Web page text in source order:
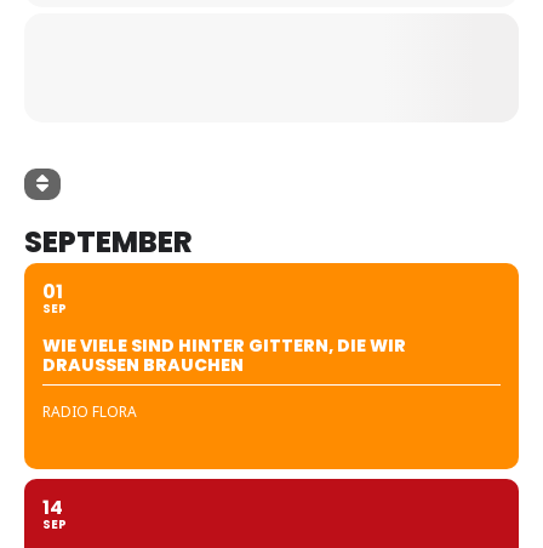
SEPTEMBER
01
SEP
WIE VIELE SIND HINTER GITTERN, DIE WIR
DRAUSSEN BRAUCHEN
RADIO FLORA
14
SEP